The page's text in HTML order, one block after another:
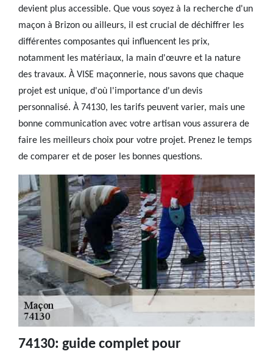
devient plus accessible. Que vous soyez à la recherche d'un
maçon à Brizon ou ailleurs, il est crucial de déchiffrer les
différentes composantes qui influencent les prix,
notamment les matériaux, la main d'œuvre et la nature
des travaux. À VISE maçonnerie, nous savons que chaque
projet est unique, d'où l'importance d'un devis
personnalisé. À 74130, les tarifs peuvent varier, mais une
bonne communication avec votre artisan vous assurera de
faire les meilleurs choix pour votre projet. Prenez le temps
de comparer et de poser les bonnes questions.
74130: guide complet pour